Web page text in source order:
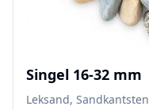
Singel 16-32 mm
Leksand, Sandkantsten